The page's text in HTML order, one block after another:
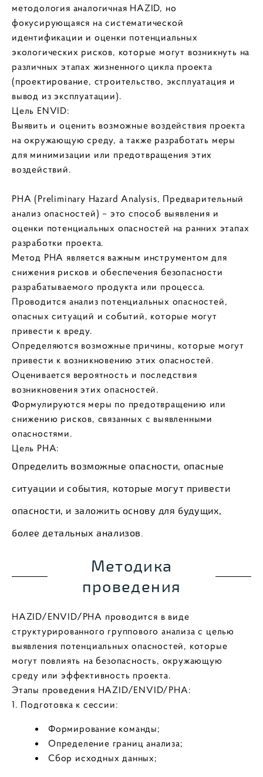
методология аналогичная HAZID, но
фокусирующаяся на систематической
идентификации и оценки потенциальных
экологических рисков, которые могут возникнуть на
различных этапах жизненного цикла проекта
(проектирование, строительство, эксплуатация и
вывод из эксплуатации).
Цель ENVID:
Выявить и оценить возможные воздействия проекта
на окружающую среду, а также разработать меры
для минимизации или предотвращения этих
воздействий.
PHA (Preliminary Hazard Analysis, Предварительный
анализ опасностей) – это способ выявления и
оценки потенциальных опасностей на ранних этапах
разработки проекта.
Метод PHA является важным инструментом для
снижения рисков и обеспечения безопасности
разрабатываемого продукта или процесса.
Проводится анализ потенциальных опасностей,
опасных ситуаций и событий, которые могут
привести к вреду.
Определяются возможные причины, которые могут
привести к возникновению этих опасностей.
Оценивается вероятность и последствия
возникновения этих опасностей.
Формулируются меры по предотвращению или
снижению рисков, связанных с выявленными
опасностями.
Цель PHA:
Определить возможные опасности, опасные
ситуации и события, которые могут привести
опасности, и заложить основу для будущих,
более детальных анализов.
Методика
проведения
HAZID/ENVID/PHA проводится в виде
структурированного группового анализа с целью
выявления потенциальных опасностей, которые
могут повлиять на безопасность, окружающую
среду или эффективность проекта.
Этапы проведения HAZID/ENVID/PHA:
1. Подготовка к сессии:
Формирование команды;
Определение границ анализа;
Сбор исходных данных;